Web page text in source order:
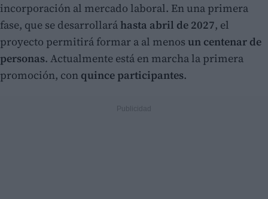
incorporación al mercado laboral. En una primera
fase, que se desarrollaráhasta abril de 2027, el
proyecto permitirá formar a al menos un centenar de
personas. Actualmente está en marcha la primera
promoción, con quince participantes.